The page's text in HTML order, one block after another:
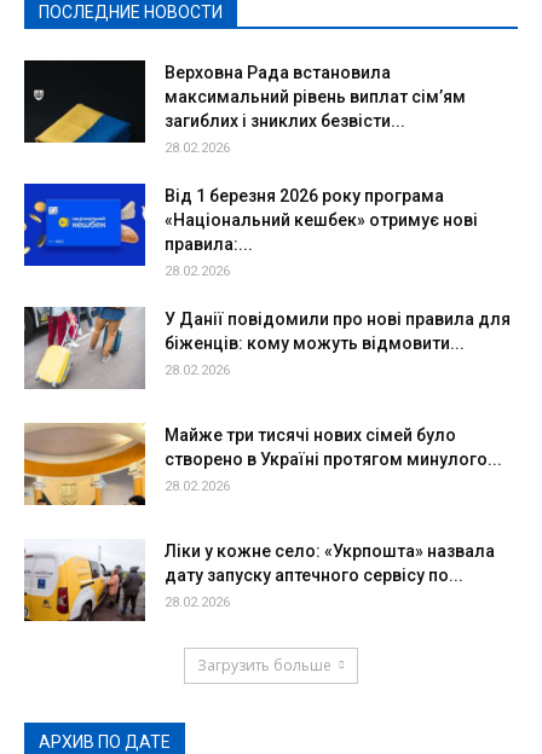
ПОСЛЕДНИЕ НОВОСТИ
Верховна Рада встановила
максимальний рівень виплат сім’ям
загиблих і зниклих безвісти...
28.02.2026
Від 1 березня 2026 року програма
«Національний кешбек» отримує нові
правила:...
28.02.2026
У Данії повідомили про нові правила для
біженців: кому можуть відмовити...
28.02.2026
Майже три тисячі нових сімей було
створено в Україні протягом минулого...
28.02.2026
Ліки у кожне село: «Укрпошта» назвала
дату запуску аптечного сервісу по...
28.02.2026
Загрузить больше
АРХИВ ПО ДАТЕ